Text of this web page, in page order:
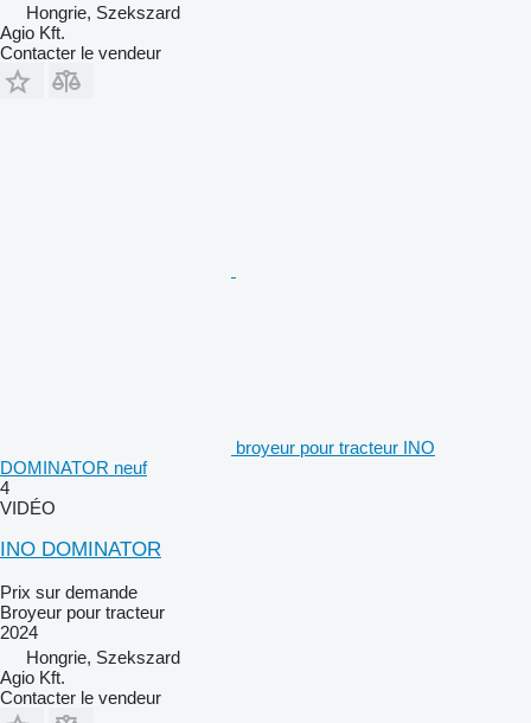
Hongrie, Szekszard
Agio Kft.
Contacter le vendeur
broyeur pour tracteur INO
DOMINATOR neuf
4
VIDÉO
INO DOMINATOR
Prix sur demande
Broyeur pour tracteur
2024
Hongrie, Szekszard
Agio Kft.
Contacter le vendeur